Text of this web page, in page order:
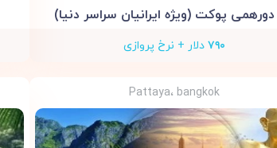
دورهمی پوکت (ویژه ایرانیان سراسر دنیا)
۷۹۰ دلار + نرخ پروازی
Pattaya، bangkok